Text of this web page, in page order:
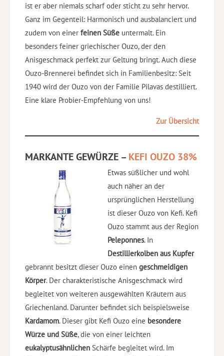
ist er aber niemals scharf oder sticht zu sehr hervor.
Ganz im Gegenteil: Harmonisch und ausbalanciert und
zudem von einer feinen Süße untermalt. Ein
besonders feiner griechischer Ouzo, der den
Anisgeschmack perfekt zur Geltung bringt. Auch diese
Ouzo-Brennerei befindet sich in Familienbesitz: Seit
1940 wird der Ouzo von der Familie Pilavas destilliert.
Eine klare Probier-Empfehlung von uns!
Zur Übersicht
MARKANTE GEWÜRZE – KEFI OUZO 38%
Etwas süßlicher und wohl
auch näher an der
ursprünglichen Herstellung
ist dieser Ouzo von Kefi. Kefi
Ouzo stammt aus der Region
Peleponnes. In
Destillierkolben aus Kupfer
gebrannt besitzt dieser Ouzo einen geschmeidigen
Körper. Der charakteristische Anisgeschmack wird
begleitet von weiteren ausgewählten Kräutern aus
Griechenland. Darunter befindet sich beispielsweise
Kardamom. Dieser gibt Kefi Ouzo eine besondere
Würze und Süße, die von einer leichten
eukalyptusähnlichen Schärfe begleitet wird. Im